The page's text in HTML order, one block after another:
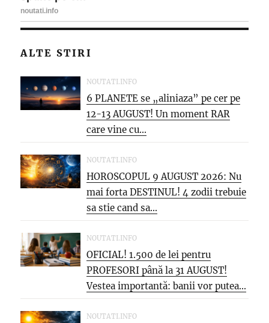
ALTE STIRI
NOUTATI.INFO
6 PLANETE se „aliniaza” pe cer pe
12-13 AUGUST! Un moment RAR
care vine cu...
NOUTATI.INFO
HOROSCOPUL 9 AUGUST 2026: Nu
mai forta DESTINUL! 4 zodii trebuie
sa stie cand sa...
NOUTATI.INFO
OFICIAL! 1.500 de lei pentru
PROFESORI până la 31 AUGUST!
Vestea importantă: banii vor putea...
NOUTATI.INFO